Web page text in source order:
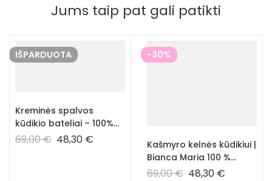
Jums taip pat gali patikti
IŠPARDUOTA
Kreminės spalvos
kūdikio bateliai – 100%
prabangus kašmyras
69,00€ 48,30 €
-30%
Kašmyro kelnės kūdikiui |
Bianca Maria 100 %
hipoalerginės vaikiškos
69,00€ 48,30 €